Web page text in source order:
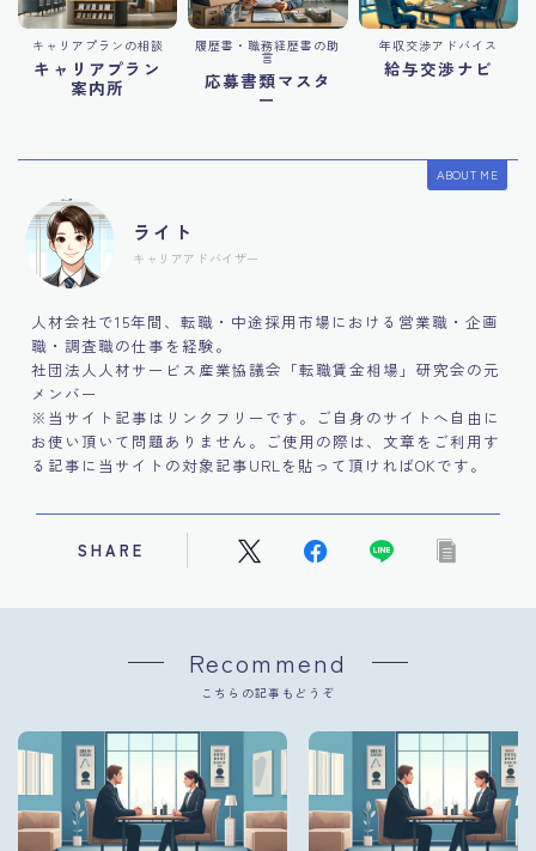
キャリアプランの相談
キャリアプラン
案内所
履歴書・職務経歴書の助
言
応募書類マスタ
ー
年収交渉アドバイス
給与交渉ナビ
ABOUT ME
ライト
キャリアアドバイザー
人材会社で15年間、転職・中途採用市場における営業職・企画
職・調査職の仕事を経験。
社団法人人材サービス産業協議会「転職賃金相場」研究会の元
メンバー
※当サイト記事はリンクフリーです。ご自身のサイトへ自由に
お使い頂いて問題ありません。ご使用の際は、文章をご利用す
る記事に当サイトの対象記事URLを貼って頂ければOKです。
SHARE
Recommend
こちらの記事もどうぞ